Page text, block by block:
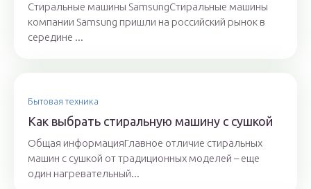
Стиральные машины SamsungСтиральные машины
компании Samsung пришли на российский рынок в
середине ...
Бытовая техника
Как выбрать стиральную машину с сушкой
Общая информацияГлавное отличие стиральных
машин с сушкой от традиционных моделей – еще
один нагревательный...